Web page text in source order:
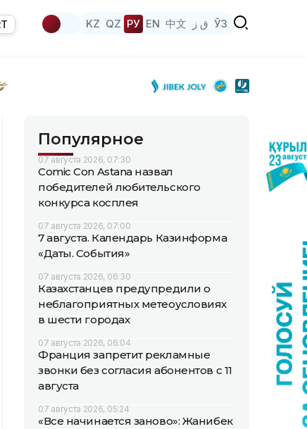
KZ QZ РУ EN 中文 ق ز ЎЗ
Популярное
07 августа 2026, 07:30
Comic Con Astana назвал
победителей любительского
конкурса косплея
07 августа 2026, 07:00
7 августа. Календарь Казинформа
«Даты. События»
07 августа 2026, 06:30
Казахстанцев предупредили о
неблагоприятных метеоусловиях
в шести городах
07 августа 2026, 06:04
Франция запретит рекламные
звонки без согласия абонентов с 11
августа
07 августа 2026, 05:24
«Все начинается заново»: Жанибек